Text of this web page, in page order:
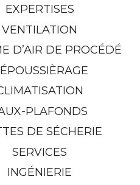
EXPERTISES
VENTILATION
D’AIR DE PROCÉDÉ
PLAFONDS
DE SÉCHERIE
SERVICES
INGÉNIERIE